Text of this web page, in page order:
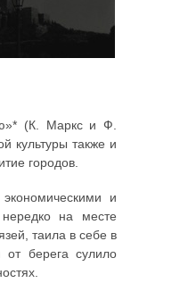
(К. Маркс и Ф.
культуры также и
городов.
и
на месте
таила в себе в
берега сулило